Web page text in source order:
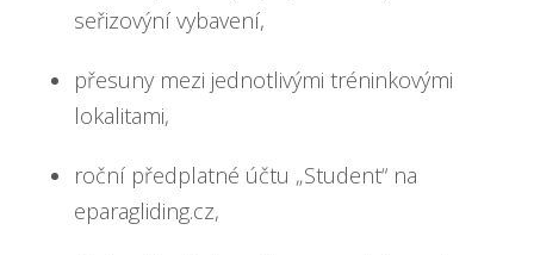
seřizovýní vybavení,
přesuny mezi jednotlivými tréninkovými
lokalitami,
roční předplatné účtu „Student“ na
eparagliding.cz,